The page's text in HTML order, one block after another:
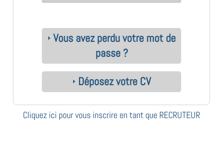
Vous avez perdu votre mot de
passe ?
Déposez votre CV
Cliquez ici pour vous inscrire en tant que RECRUTEUR